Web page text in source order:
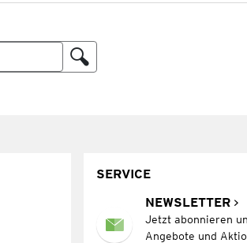
SERVICE
NEWSLETTER
Jetzt abonnieren
Angebote und